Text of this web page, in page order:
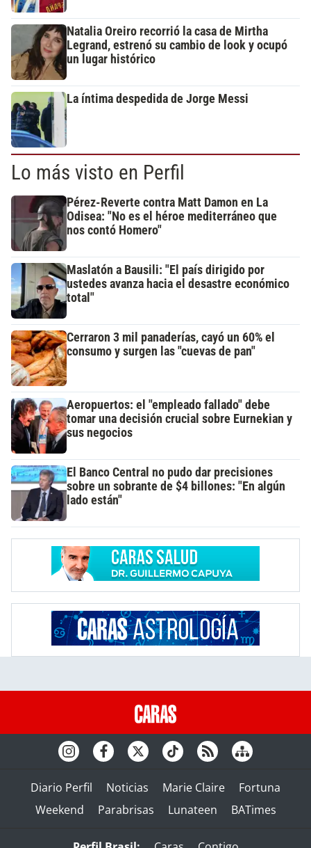
Natalia Oreiro recorrió la casa de Mirtha
Legrand, estrenó su cambio de look y ocupó
un lugar histórico
La íntima despedida de Jorge Messi
Lo más visto en Perfil
Pérez-Reverte contra Matt Damon en La
Odisea: "No es el héroe mediterráneo que
nos contó Homero"
Maslatón a Bausili: "El país dirigido por
ustedes avanza hacia el desastre económico
total"
Cerraron 3 mil panaderías, cayó un 60% el
consumo y surgen las "cuevas de pan"
Aeropuertos: el "empleado fallado" debe
tomar una decisión crucial sobre Eurnekian y
sus negocios
El Banco Central no pudo dar precisiones
sobre un sobrante de $4 billones: "En algún
lado están"
Diario Perfil Noticias Marie Claire
Fortuna
Weekend
Parabrisas Lunateen BATimes